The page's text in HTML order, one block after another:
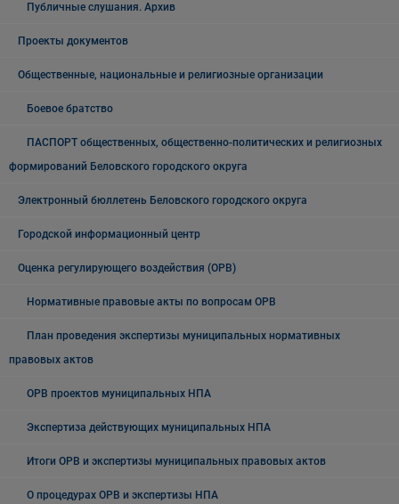
Публичные слушания. Архив
Проекты документов
Общественные, национальные и религиозные организации
Боевое братство
ПАСПОРТ общественных, общественно-политических и религиозных
формирований Беловского городского округа
Электронный бюллетень Беловского городского округа
Городской информационный центр
Оценка регулирующего воздействия (ОРВ)
Нормативные правовые акты по вопросам ОРВ
План проведения экспертизы муниципальных нормативных
правовых актов
ОРВ проектов муниципальных НПА
Экспертиза действующих муниципальных НПА
Итоги ОРВ и экспертизы муниципальных правовых актов
О процедурах ОРВ и экспертизы НПА